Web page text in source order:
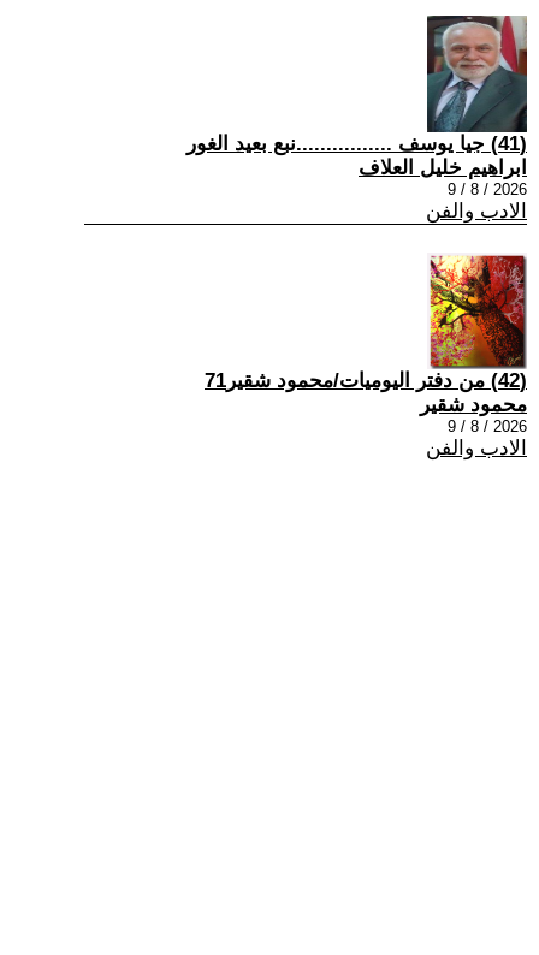
(41) جيا يوسف ................نبع بعيد الغور
ابراهيم خليل العلاف
2026 / 8 / 9
الادب والفن
(42) من دفتر اليوميات/محمود شقير71
محمود شقير
2026 / 8 / 9
الادب والفن